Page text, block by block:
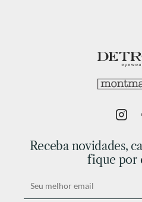
Receba novidades,
fique por